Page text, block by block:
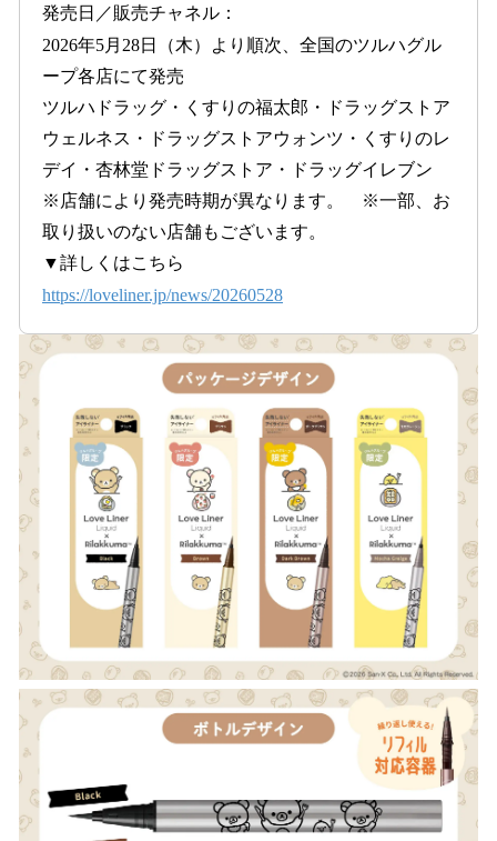
発売日／販売チャネル：
2026年5月28日（木）より順次、全国のツルハグル
ープ各店にて発売
ツルハドラッグ・くすりの福太郎・ドラッグストア
ウェルネス・ドラッグストアウォンツ・くすりのレ
デイ・杏林堂ドラッグストア・ドラッグイレブン
※店舗により発売時期が異なります。 ※一部、お
取り扱いのない店舗もございます。
▼詳しくはこちら
https://loveliner.jp/news/20260528